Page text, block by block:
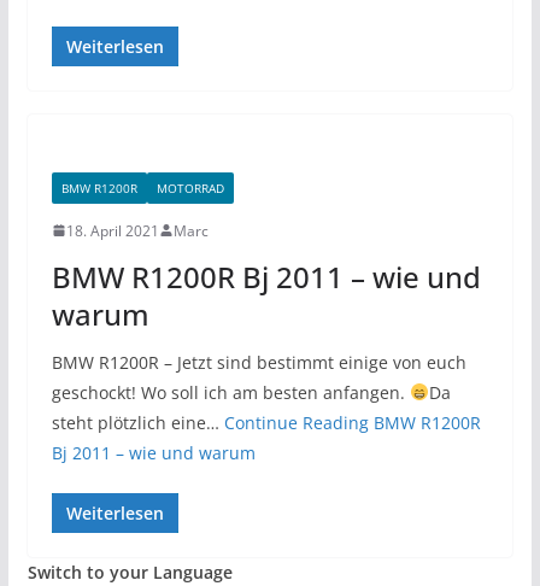
Weiterlesen
BMW R1200R MOTORRAD
18. April 2021 Marc
BMW R1200R Bj 2011 – wie und
warum
BMW R1200R – Jetzt sind bestimmt einige von euch
geschockt! Wo soll ich am besten anfangen.
Da
steht plötzlich eine… Continue ReadingBMW R1200R
Bj 2011 – wie und warum
Weiterlesen
Switch to your Language